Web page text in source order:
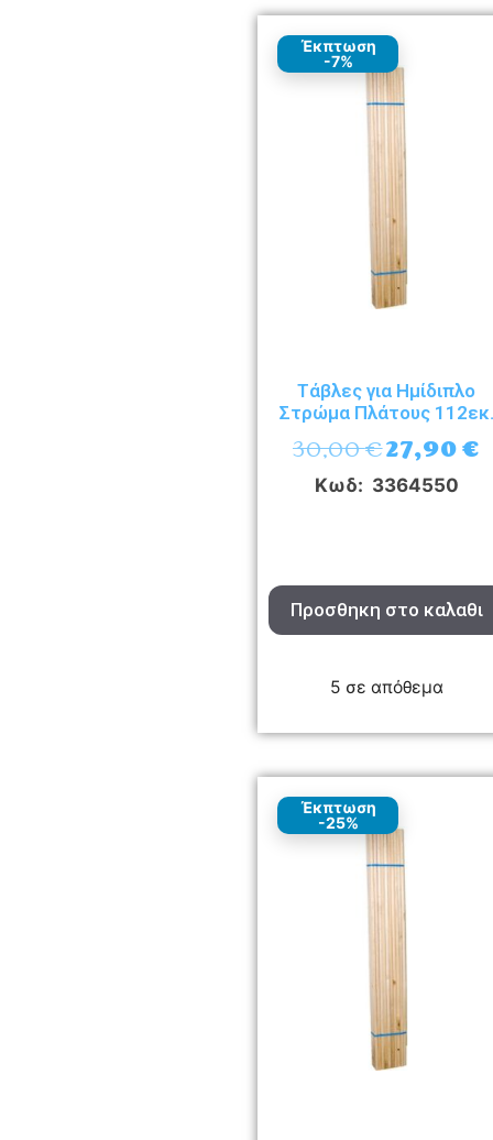
Έκπτωση
-7%
Τάβλες για Ημίδιπλο
Στρώμα Πλάτους 112εκ.
30,00€27,90€
Κωδ: 3364550
Προσθηκη στο καλαθι
5 σε απόθεμα
Έκπτωση
-25%